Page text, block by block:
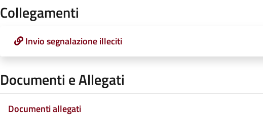
Collegamenti
Invio segnalazione illeciti
Documenti e Allegati
Documenti allegati